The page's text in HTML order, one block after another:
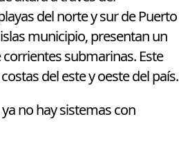
del norte y sur de Puerto
municipio, presentan un
submarinas. Este
del este y oeste del país.
no hay sistemas con